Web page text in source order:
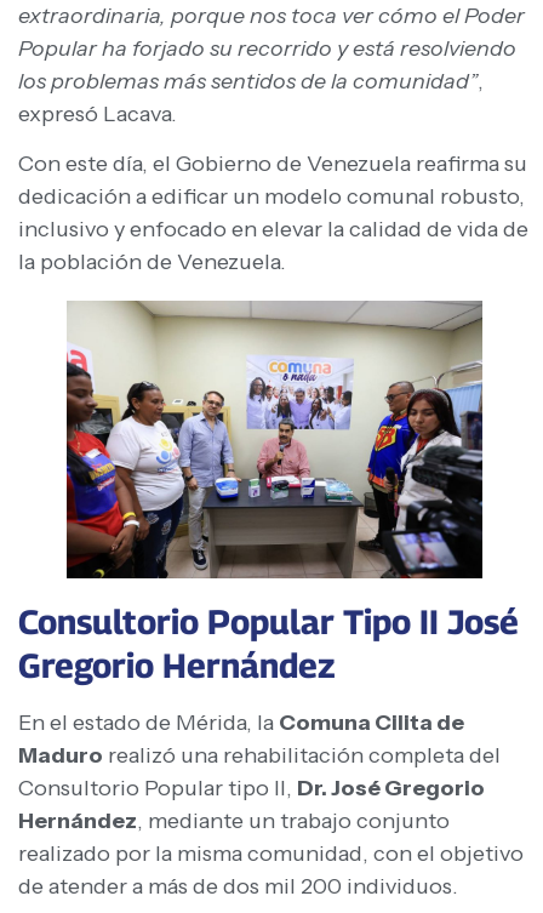
extraordinaria, porque nos toca ver cómo el Poder
Popular ha forjado su recorrido y está resolviendo
los problemas más sentidos de la comunidad”,
expresó Lacava.
Con este día, el Gobierno de Venezuela reafirma su
dedicación a edificar un modelo comunal robusto,
inclusivo y enfocado en elevar la calidad de vida de
la población de Venezuela.
Consultorio Popular Tipo II José
Gregorio Hernández
En el estado de Mérida, la Comuna Cilita de
Maduro realizó una rehabilitación completa del
Consultorio Popular tipo II, Dr. José Gregorio
Hernández, mediante un trabajo conjunto
realizado por la misma comunidad, con el objetivo
de atender a más de dos mil 200 individuos.